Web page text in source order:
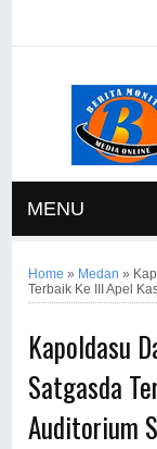
MENU
Home » Medan »
Terbaik Ke III Apel
Kapoldasu
Satgasda
Auditorium